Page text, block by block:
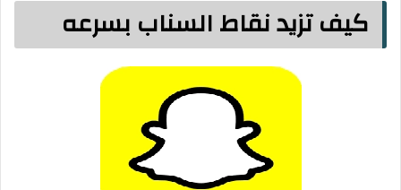
كيف تزيد نقاط السناب بسرعه